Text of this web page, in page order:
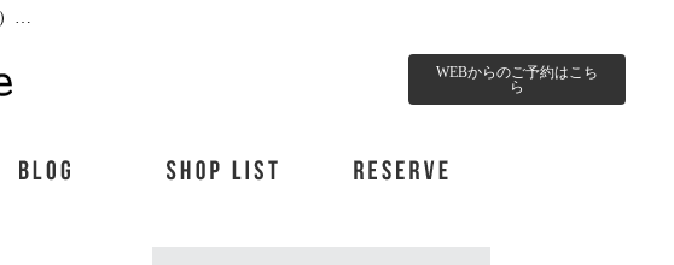
キングコング西野亮廣さん、releaseにご来店♪|心斎橋にある人気の美容院（美容室）release（リリース）｜ブログ
WEBからのご予約はこち
ら